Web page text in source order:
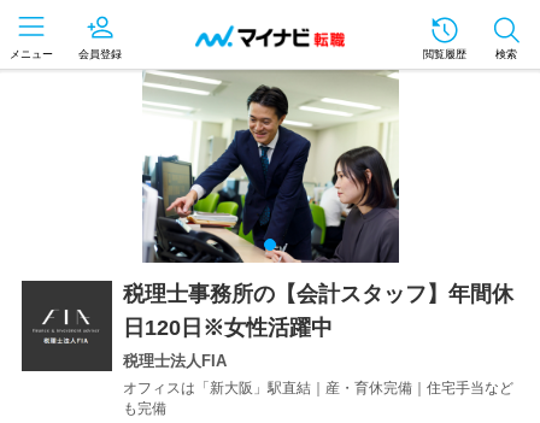
メニュー 会員登録 閲覧履歴 検索
税理士事務所の【会計スタッフ】年間休
日120日※女性活躍中
税理士法人FIA
オフィスは「新大阪」駅直結｜産・育休完備｜住宅手当など
も完備